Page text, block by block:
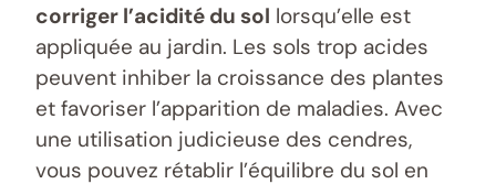
corriger l’acidité du sol lorsqu’elle est
appliquée au jardin. Les sols trop acides
peuvent inhiber la croissance des plantes
et favoriser l’apparition de maladies. Avec
une utilisation judicieuse des cendres,
vous pouvez rétablir l’équilibre du sol en